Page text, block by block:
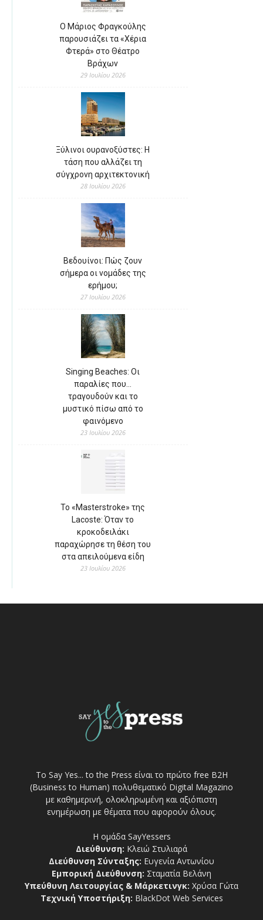
Ο Μάριος Φραγκούλης
παρουσιάζει τα «Χέρια
Φτερά» στο Θέατρο
Βράχων
29 Ιουλίου 2026
Ξύλινοι ουρανοξύστες: Η
τάση που αλλάζει τη
σύγχρονη αρχιτεκτονική
28 Ιουλίου 2026
Βεδουίνοι: Πώς ζουν
σήμερα οι νομάδες της
ερήμου;
27 Ιουλίου 2026
Singing Beaches: Οι
παραλίες που…
τραγουδούν και το
μυστικό πίσω από το
φαινόμενο
23 Ιουλίου 2026
Το «Masterstroke» της
Lacoste: Όταν το
κροκοδειλάκι
παραχώρησε τη θέση του
στα απειλούμενα είδη
23 Ιουλίου 2026
Το Say Yes... to the Press είναι το πρώτο free Β2Η
(Business to Human) πολυθεματικό Digital Magazino
με καθημερινή, ολοκληρωμένη και αξιόπιστη
ενημέρωση με θέματα που αφορούν όλους.
Η ομάδα SayYessers
Διεύθυνση: Κλειώ Στυλιαρά
Διεύθυνση Σύνταξης: Ευγενία Αντωνίου
Εμπορική Διεύθυνση: Σταματία Βελάνη
Υπεύθυνη Λειτουργίας & Μάρκετινγκ: Χρύσα Γώτα
Τεχνική Υποστήριξη: BlackDot Web Services